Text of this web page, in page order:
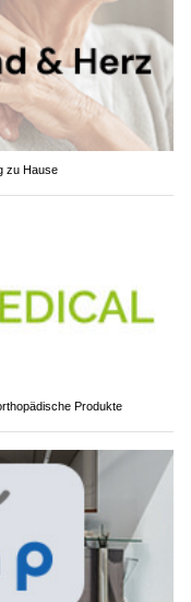
zu Hause
Produkte